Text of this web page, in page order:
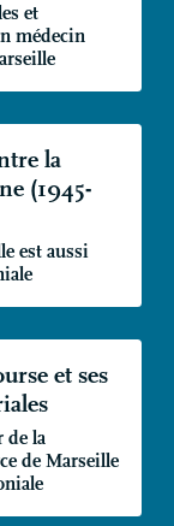
et
médecin
la
(1945-
est aussi
et ses
de la
de Marseille